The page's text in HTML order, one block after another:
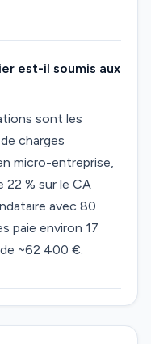
est-il soumis aux
sont les
charges
micro-entreprise,
22 % sur le CA
avec 80
paie environ 17
~62 400 €.